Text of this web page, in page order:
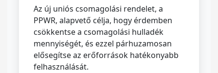
Az új uniós csomagolási rendelet, a
PPWR, alapvető célja, hogy érdemben
csökkentse a csomagolási hulladék
mennyiségét, és ezzel párhuzamosan
elősegítse az erőforrások hatékonyabb
felhasználását.